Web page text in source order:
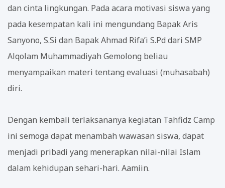
dan cinta lingkungan. Pada acara motivasi siswa yang
pada kesempatan kali ini mengundang Bapak Aris
Sanyono, S.Si dan Bapak Ahmad Rifa’i S.Pd dari SMP
Alqolam Muhammadiyah Gemolong beliau
menyampaikan materi tentang evaluasi (muhasabah)
diri.
Dengan kembali terlaksananya kegiatan Tahfidz Camp
ini semoga dapat menambah wawasan siswa, dapat
menjadi pribadi yang menerapkan nilai-nilai Islam
dalam kehidupan sehari-hari. Aamiin.